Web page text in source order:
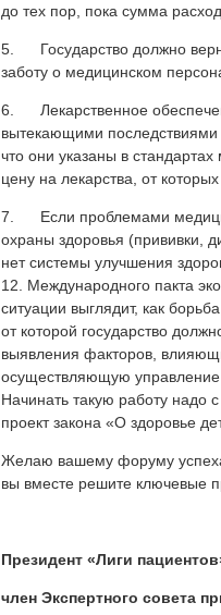
до тех пор, пока сумма
5. Государство должно
заботу о медицинском
6. Лекарственное
вытекающими
что они указаны в
цену на лекарства, от
7. Если проблемами
охраны здоровья (прививки,
нет системы улучшения
12. Международного пакта
ситуации выглядит, как
от которой государство
выявления факторов,
осуществляющую
Начинать такую работу надо
проект закона «О здоровье
Желаю вашему форуму
вы вместе решите ключевые
Президент «Лиги
член Экспертного совета